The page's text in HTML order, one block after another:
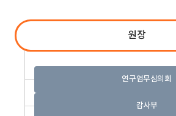
원장
연구업무심의회
감사부